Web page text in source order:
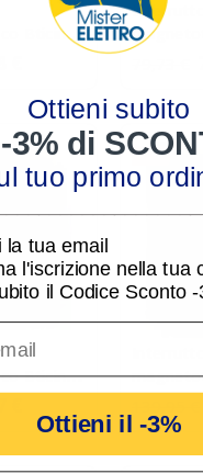
Bticino
4 poli
Bticino
4,5 kA
-3%
4 Poli
Ottieni subito
3% di
tuo primo
la tua email
l'iscrizione nella tua
il Codice Sconto -
Email per
Ottieni il -3%